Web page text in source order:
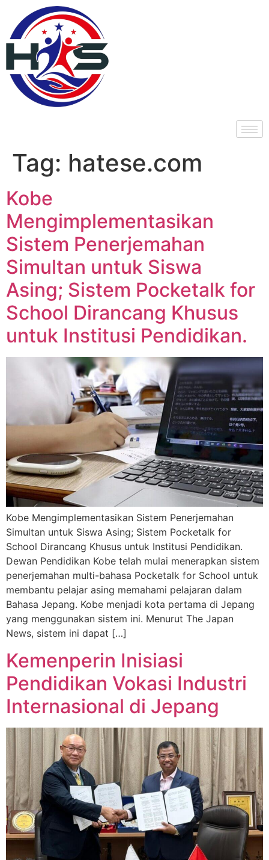
Tag: hatese.com
Kobe
Mengimplementasikan
Sistem Penerjemahan
Simultan untuk Siswa
Asing; Sistem Pocketalk for
School Dirancang Khusus
untuk Institusi Pendidikan.​
Kobe Mengimplementasikan Sistem Penerjemahan
Simultan untuk Siswa Asing; Sistem Pocketalk for
School Dirancang Khusus untuk Institusi Pendidikan.
Dewan Pendidikan Kobe telah mulai menerapkan sistem
penerjemahan multi-bahasa Pocketalk for School untuk
membantu pelajar asing memahami pelajaran dalam
Bahasa Jepang. Kobe menjadi kota pertama di Jepang
yang menggunakan sistem ini. Menurut The Japan
News, sistem ini dapat […]
Kemenperin Inisiasi
Pendidikan Vokasi Industri
Internasional di Jepang